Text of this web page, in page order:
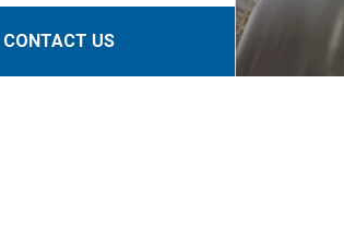
CONTACT US